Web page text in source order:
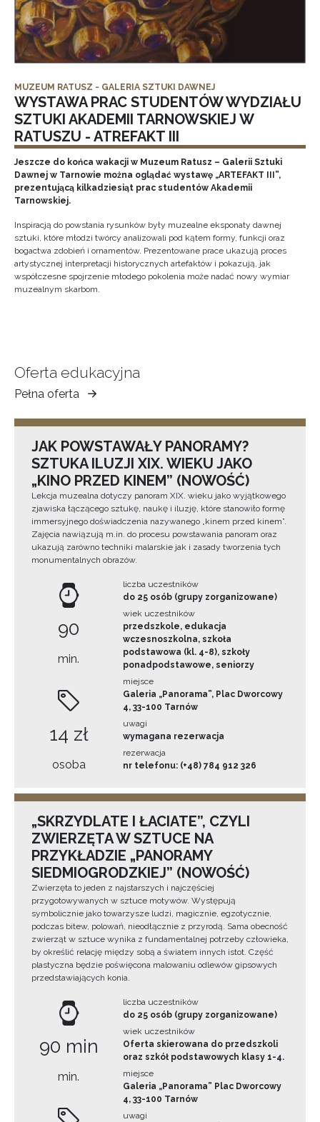
MUZEUM RATUSZ - GALERIA SZTUKI DAWNEJ
WYSTAWA PRAC STUDENTÓW WYDZIAŁU
SZTUKI AKADEMII TARNOWSKIEJ W
RATUSZU - ATREFAKT III
Jeszcze do końca wakacji w Muzeum Ratusz – Galerii Sztuki
Dawnej w Tarnowie można oglądać wystawę „ARTEFAKT III”,
prezentującą kilkadziesiąt prac studentów Akademii
Tarnowskiej.
Inspiracją do powstania rysunków były muzealne eksponaty dawnej
sztuki, które młodzi twórcy analizowali pod kątem formy, funkcji oraz
bogactwa zdobień i ornamentów. Prezentowane prace ukazują proces
artystycznej interpretacji historycznych artefaktów i pokazują, jak
współczesne spojrzenie młodego pokolenia może nadać nowy wymiar
muzealnym skarbom.
Oferta edukacyjna
Pełna oferta
Muzeum
Ziemi
JAK POWSTAWAŁY PANORAMY?
SZTUKA ILUZJI XIX. WIEKU JAKO
„KINO PRZED KINEM” (NOWOŚĆ)
Lekcja muzealna dotyczy panoram XIX. wieku jako wyjątkowego
zjawiska łączącego sztukę, naukę i iluzję, które stanowiło formę
immersyjnego doświadczenia nazywanego „kinem przed kinem”.
Zajęcia nawiązują m.in. do procesu powstawania panoram oraz
ukazują zarówno techniki malarskie jak i zasady tworzenia tych
monumentalnych obrazów.
90
min.
14 zł
osoba
liczba uczestników
do 25 osób (grupy zorganizowane)
wiek uczestników
przedszkole, edukacja
wczesnoszkolna, szkoła
podstawowa (kl. 4-8), szkoły
ponadpodstawowe, seniorzy
miejsce
Galeria „Panorama”, Plac Dworcowy
4, 33-100 Tarnów
uwagi
wymagana rezerwacja
rezerwacja
nr telefonu: (+48) 784 912 326
„SKRZYDLATE I ŁACIATE”, CZYLI
ZWIERZĘTA W SZTUCE NA
PRZYKŁADZIE „PANORAMY
SIEDMIOGRODZKIEJ” (NOWOŚĆ)
Zwierzęta to jeden z najstarszych i najczęściej
przygotowywanych w sztuce motywów. Występują
symbolicznie jako towarzysze ludzi, magicznie, egzotycznie,
podczas bitew, polowań, nieodłącznie z przyrodą. Sama obecność
zwierząt w sztuce wynika z fundamentalnej potrzeby człowieka,
by określić relację między sobą a światem innych istot. Część
plastyczna będzie poświęcona malowaniu odlewów gipsowych
przedstawiających konia.
90 min
min.
liczba uczestników
do 25 osób (grupy zorganizowane)
wiek uczestników
Oferta skierowana do przedszkoli
oraz szkół podstawowych klasy 1-4.
miejsce
Galeria „Panorama” Plac Dworcowy
4, 33-100 Tarnów
uwagi